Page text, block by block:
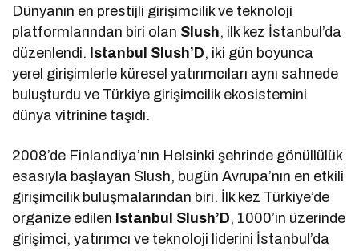
Dünyanın en prestijli girişimcilik ve teknoloji
platformlarından biri olan Slush, ilk kez İstanbul’da
düzenlendi. Istanbul Slush’D, iki gün boyunca
yerel girişimlerle küresel yatırımcıları aynı sahnede
buluşturdu ve Türkiye girişimcilik ekosistemini
dünya vitrinine taşıdı.
2008’de Finlandiya’nın Helsinki şehrinde gönüllülük
esasıyla başlayan Slush, bugün Avrupa’nın en etkili
girişimcilik buluşmalarından biri. İlk kez Türkiye’de
organize edilen Istanbul Slush’D, 1000’in üzerinde
girişimci, yatırımcı ve teknoloji liderini İstanbul’da